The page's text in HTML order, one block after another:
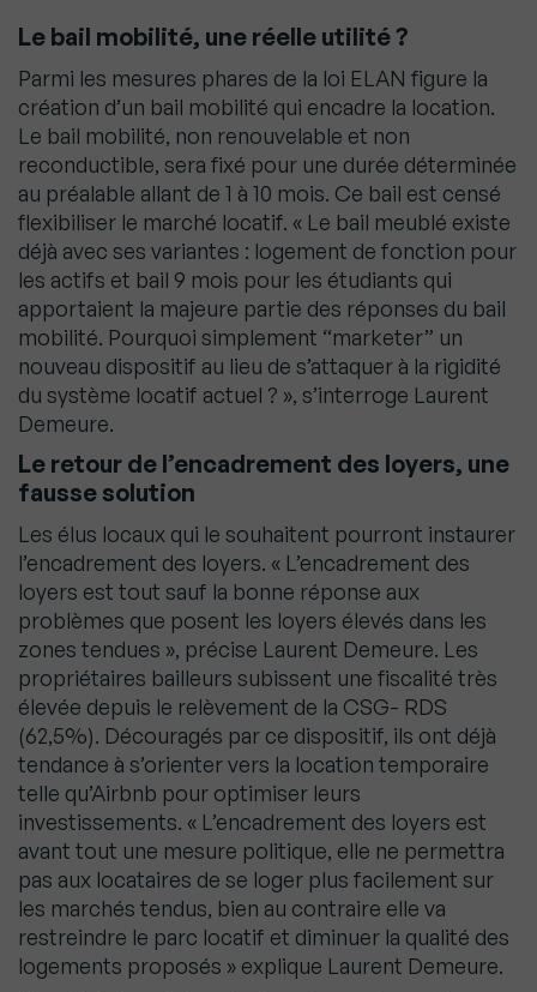
Le bail mobilité, une réelle utilité ?
Parmi les mesures phares de la loi ELAN figure la
création d’un bail mobilité qui encadre la location.
Le bail mobilité, non renouvelable et non
reconductible, sera fixé pour une durée déterminée
au préalable allant de 1 à 10 mois. Ce bail est censé
flexibiliser le marché locatif. « Le bail meublé existe
déjà avec ses variantes : logement de fonction pour
les actifs et bail 9 mois pour les étudiants qui
apportaient la majeure partie des réponses du bail
mobilité. Pourquoi simplement “marketer” un
nouveau dispositif au lieu de s’attaquer à la rigidité
du système locatif actuel ? », s’interroge Laurent
Demeure.
Le retour de l’encadrement des loyers, une
fausse solution
Les élus locaux qui le souhaitent pourront instaurer
l’encadrement des loyers. « L’encadrement des
loyers est tout sauf la bonne réponse aux
problèmes que posent les loyers élevés dans les
zones tendues », précise Laurent Demeure. Les
propriétaires bailleurs subissent une fiscalité très
élevée depuis le relèvement de la CSG- RDS
(62,5%). Découragés par ce dispositif, ils ont déjà
tendance à s’orienter vers la location temporaire
telle qu’Airbnb pour optimiser leurs
investissements. « L’encadrement des loyers est
avant tout une mesure politique, elle ne permettra
pas aux locataires de se loger plus facilement sur
les marchés tendus, bien au contraire elle va
restreindre le parc locatif et diminuer la qualité des
logements proposés » explique Laurent Demeure.